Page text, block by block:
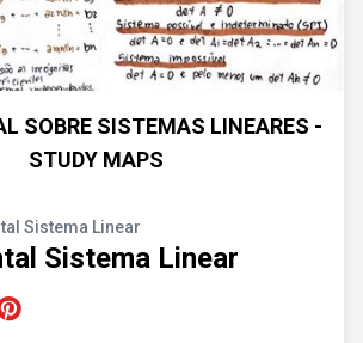
SOBRE SISTEMAS LINEARES -
STUDY MAPS
Sistema Linear
Sistema Linear